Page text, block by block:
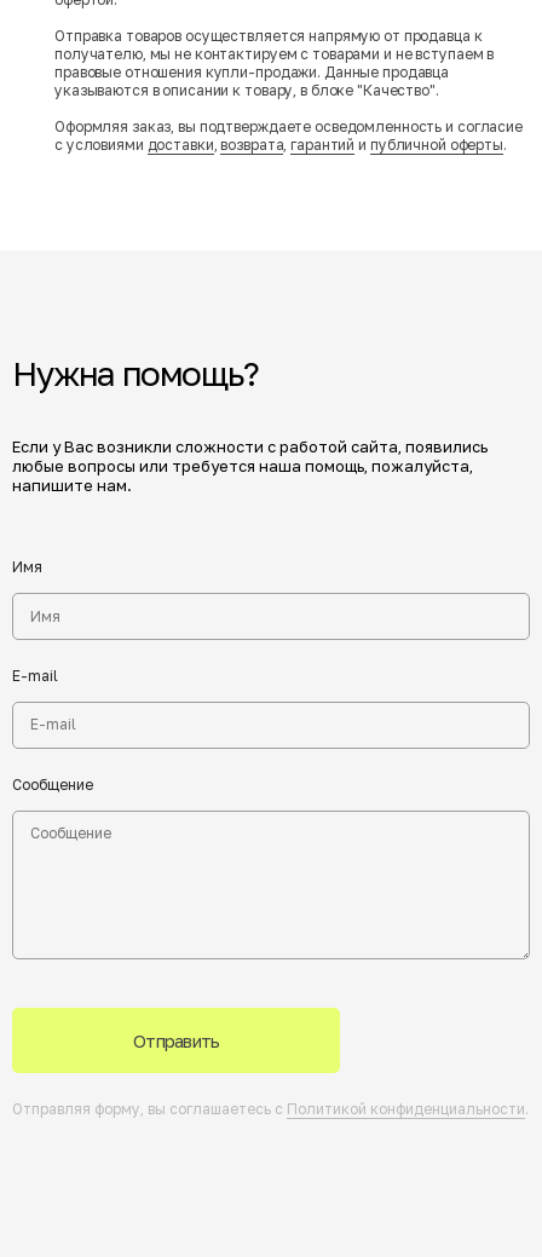
Отправка товаров осуществляется напрямую от продавца к
получателю, мы не контактируем с товарами и не вступаем в
правовые отношения купли-продажи. Данные продавца
указываются в описании к товару, в блоке "Качество".
Оформляя заказ, вы подтверждаете осведомленность и согласие
с условиями доставки,возврата,гарантий и публичной оферты.
Нужна помощь?
Если у Вас возникли сложности с работой сайта, появились
любые вопросы или требуется наша помощь, пожалуйста,
напишите нам.
Имя
E-mail
Сообщение
Отправить
Отправляя форму, вы соглашаетесь с Политикой конфиденциальности.